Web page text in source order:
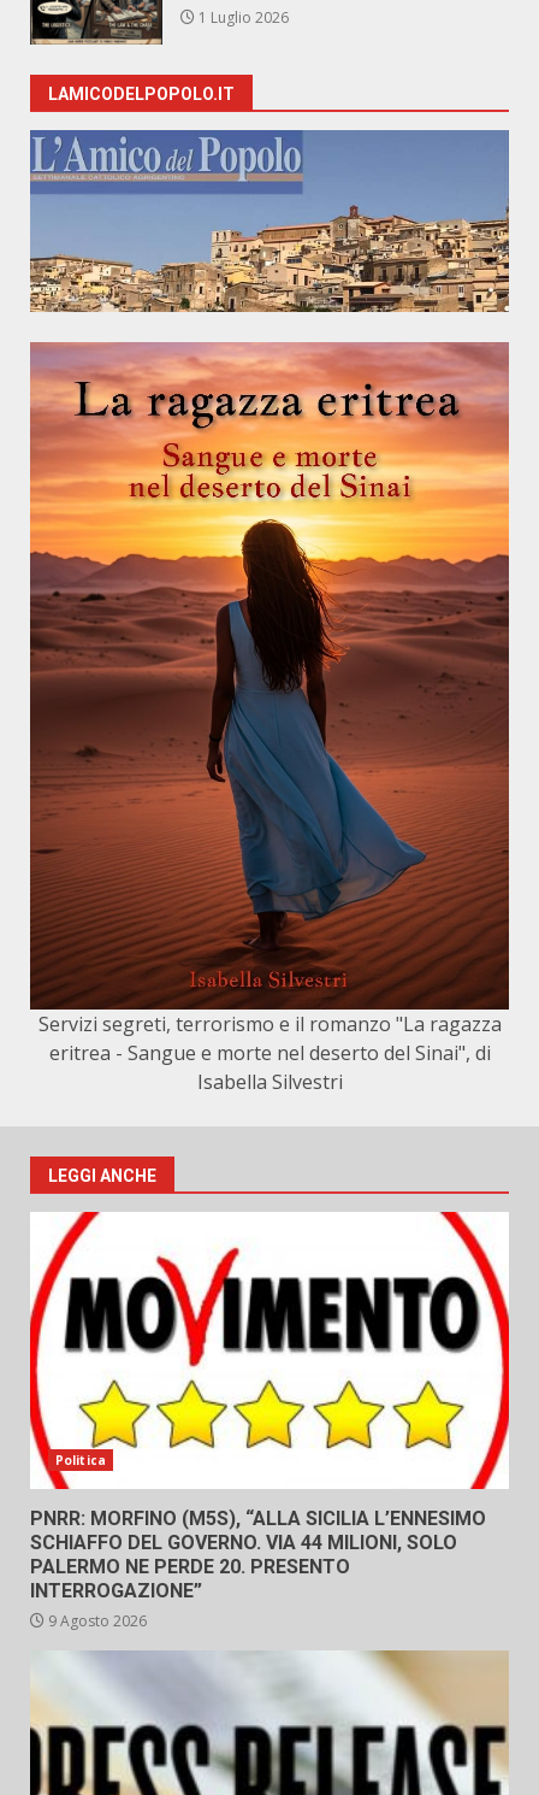
1 Luglio 2026
LAMICODELPOPOLO.IT
Servizi segreti, terrorismo e il romanzo "La ragazza
eritrea - Sangue e morte nel deserto del Sinai", di
Isabella Silvestri
LEGGI ANCHE
Politica
PNRR: MORFINO (M5S), “ALLA SICILIA L’ENNESIMO
SCHIAFFO DEL GOVERNO. VIA 44 MILIONI, SOLO
PALERMO NE PERDE 20. PRESENTO
INTERROGAZIONE”
9 Agosto 2026